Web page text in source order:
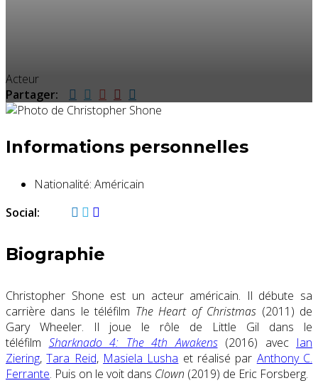
Acteur
Partager:
Informations personnelles
Nationalité: Américain
Social:
Biographie
Christopher Shone est un acteur américain. Il débute sa
carrière dans le téléfilm The Heart of Christmas (2011) de
Gary Wheeler. Il joue le rôle de Little Gil dans le
téléfilm Sharknado 4: The 4th Awakens(2016) avec Ian
Ziering,Tara Reid, Masiela Lusha et réalisé par Anthony C.
Ferrante. Puis on le voit dans Clown (2019) de Eric Forsberg.